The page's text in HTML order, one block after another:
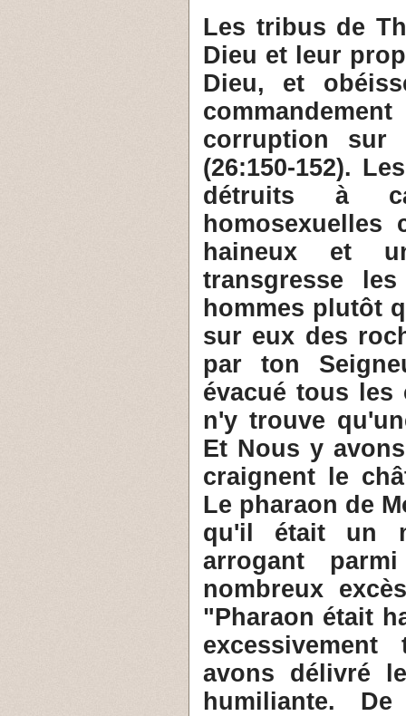
3- Les tribus de
Dieu et leur
Dieu, et
corruption
(26:150-152).
détruits à
homosexuelles
haineux et
transgresse
hommes plutôt
sur eux des
par ton
évacué tous
n'y trouve
Et Nous y
craignent le
Le pharaon de
qu'il était un
arrogant
nombreux
"Pharaon était
excessivement
avons délivré
humiliante.